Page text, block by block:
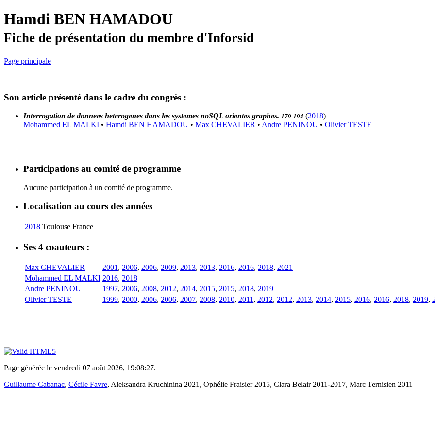
Hamdi BEN HAMADOU
Fiche de présentation du membre d'Inforsid
Page principale
Son article présenté dans le cadre du congrès :
Interrogation de donnees heterogenes dans les systemes noSQL orientes graphes. 179-194 (2018)
Mohammed EL MALKI • Hamdi BEN HAMADOU • Max CHEVALIER • Andre PENINOU • Olivier TESTE
Participations au comité de programme
Aucune participation à un comité de programme.
Localisation au cours des années
2018 Toulouse France
Ses 4 coauteurs :
Max CHEVALIER 2001 , 2006, 2006, 2009, 2013, 2013, 2016, 2016, 2018, 2021
Mohammed EL MALKI 2016, 2018
Andre PENINOU
1997, 2006, 2008, 2012, 2014, 2015, 2015, 2018, 2019
Olivier TESTE
1999, 2000, 2006, 2006, 2007, 2008, 2010, 2011 , 2012, 2012, 2013, 2014, 2015, 2016, 2016, 2018, 2019,
Page générée le vendredi 07 août 2026, 19:08:27.
Guillaume Cabanac, Cécile Favre, Aleksandra Kruchinina 2021, Ophélie Fraisier 2015, Clara Belair 2011-2017, Marc Ternisien 2011